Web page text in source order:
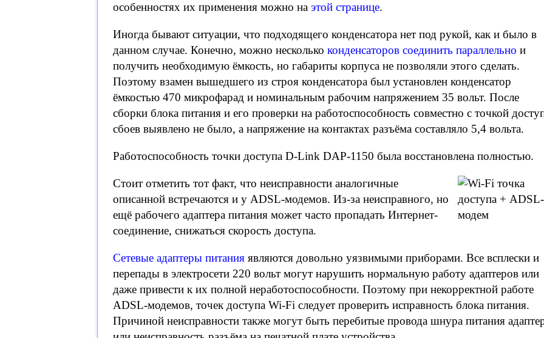
особенностях их применения можно на этой странице.
Иногда бывают ситуации, что подходящего конденсатора нет под рукой, как и было в
данном случае. Конечно, можно несколько конденсаторов соединить параллельно и
получить необходимую ёмкость, но габариты корпуса не позволяли этого сделать.
Поэтому взамен вышедшего из строя конденсатора был установлен конденсатор
ёмкостью 470 микрофарад и номинальным рабочим напряжением 35 вольт. После
сборки блока питания и его проверки на работоспособность совместно с точкой
сбоев выявлено не было, а напряжение на контактах разъёма составляло 5,4 вольта.
Работоспособность точки доступа D-Link DAP-1150 была восстановлена полностью.
Стоит отметить тот факт, что неисправности аналогичные
описанной встречаются и у ADSL-модемов. Из-за неисправного, но
ещё рабочего адаптера питания может часто пропадать Интернет-
соединение, снижаться скорость доступа.
Сетевые адаптеры питания являются довольно уязвимыми приборами. Все всплески и
перепады в электросети 220 вольт могут нарушить нормальную работу адаптеров или
даже привести к их полной неработоспособности. Поэтому при некорректной работе
ADSL-модемов, точек доступа Wi-Fi следует проверить исправность блока питания.
Причиной неисправности также могут быть перебитые провода шнура питания